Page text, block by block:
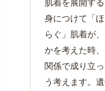
肌着を展開する
身につけて「
らぐ」肌着が
かを考えた時
関係で成り立
う考えます。